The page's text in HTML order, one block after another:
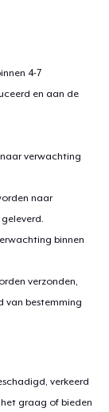
4-7
en aan de
verwachting
naar
binnen
verzonden,
van bestemming
verkeerd
graag of bieden